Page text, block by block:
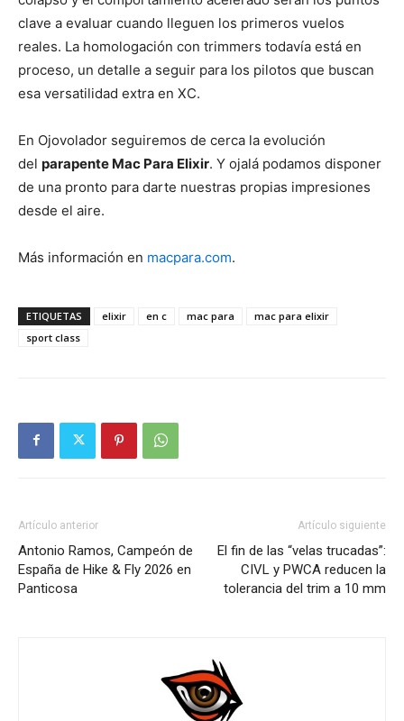
clave a evaluar cuando lleguen los primeros vuelos
reales. La homologación con trimmers todavía está en
proceso, un detalle a seguir para los pilotos que buscan
esa versatilidad extra en XC.
En Ojovolador seguiremos de cerca la evolución
del parapente Mac Para Elixir. Y ojalá podamos disponer
de una pronto para darte nuestras propias impresiones
desde el aire.
Más información en macpara.com.
ETIQUETAS elixir en c mac para
mac para elixir
sport class
Artículo anterior
Antonio Ramos, Campeón de
España de Hike & Fly 2026 en
Panticosa
Artículo siguiente
El fin de las “velas trucadas”:
CIVL y PWCA reducen la
tolerancia del trim a 10 mm